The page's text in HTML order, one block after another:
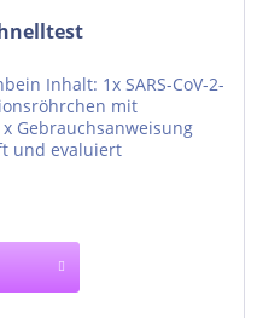
Inhalt: 1x SARS-CoV-2-
mit
Gebrauchsanweisung
und evaluiert
Ergebnisse schließen